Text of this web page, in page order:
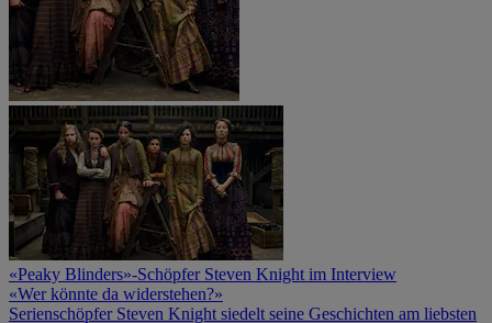
«Peaky Blinders»-Schöpfer Steven Knight im Interview
«Wer könnte da widerstehen?»
Serienschöpfer Steven Knight siedelt seine Geschichten am liebsten